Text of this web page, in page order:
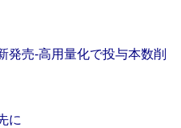
発売‐高用量化で投与本数削
に